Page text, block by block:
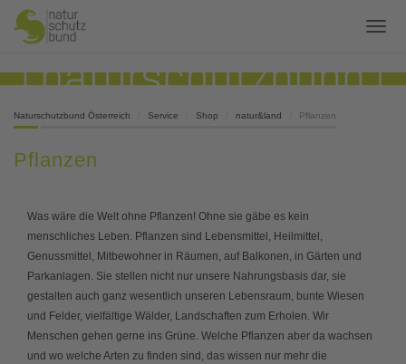
Naturschutzbund Österreich Service Shop natur&land Pflanzen
Pflanzen
Was wäre die Welt ohne Pflanzen! Ohne sie gäbe es kein
menschliches Leben. Pflanzen sind Lebensmittel, Heilmittel,
Genussmittel, Mitbewohner in Räumen, auf Balkonen, in Gärten und
Parkanlagen. Sie stellen nicht nur unsere Nahrungsbasis dar, sie
gestalten auch ganz wesentlich unseren Lebensraum, bunte Wiesen
und Felder, vielfältige Wälder, Landschaften zum Erholen. Wir
Menschen gehen gerne ins Grüne. Welche Pflanzen aber da wachsen
und wo welche Arten zu finden sind, das wissen nur mehr die